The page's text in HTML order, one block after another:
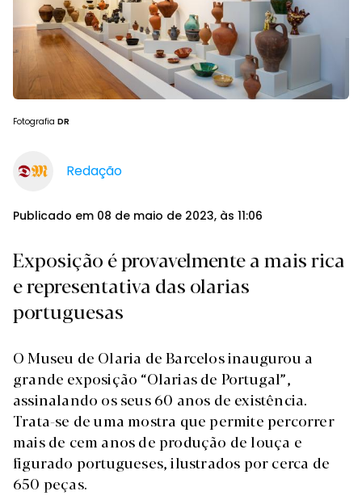
Fotografia DR
Redação
Publicado em 08 de maio de 2023, às 11:06
Exposição é provavelmente a mais rica
e representativa das olarias
portuguesas
O Museu de Olaria de Barcelos inaugurou a
grande exposição “Olarias de Portugal”,
assinalando os seus 60 anos de existência.
Trata-se de uma mostra que permite percorrer
mais de cem anos de produção de louça e
figurado portugueses, ilustrados por cerca de
650 peças.